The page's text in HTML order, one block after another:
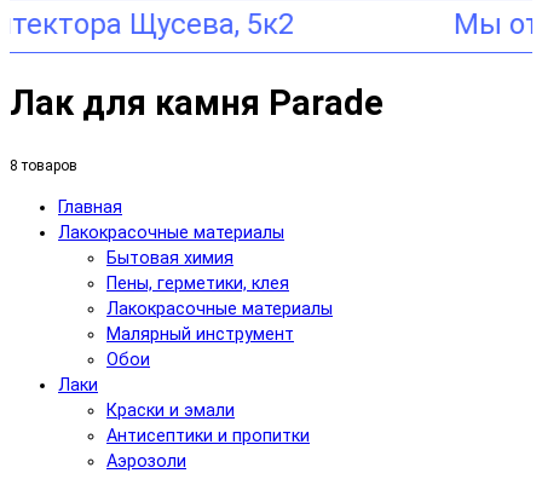
Щусева, 5к2
Лак для камня Parade
8 товаров
Главная
Лакокрасочные материалы
Бытовая химия
Пены, герметики, клея
Лакокрасочные материалы
Малярный инструмент
Обои
Лаки
Краски и эмали
Антисептики и пропитки
Аэрозоли